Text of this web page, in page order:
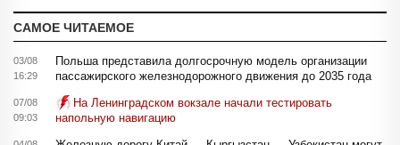
САМОЕ ЧИТАЕМОЕ
03/08
16:29
Польша представила долгосрочную модель организации
пассажирского железнодорожного движения до 2035 года
07/08
09:03
На Ленинградском вокзале начали тестировать
напольную навигацию